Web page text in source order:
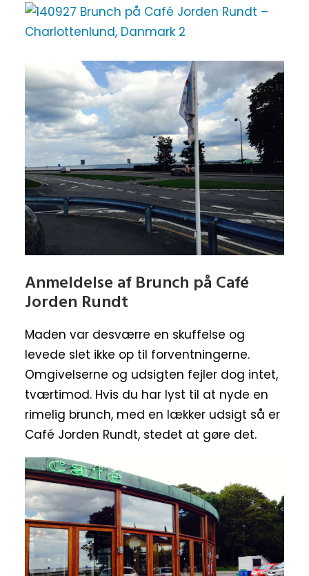
Anmeldelse af Brunch på Café
Jorden Rundt
Maden var desværre en skuffelse og
levede slet ikke op til forventningerne.
Omgivelserne og udsigten fejler dog intet,
tværtimod. Hvis du har lyst til at nyde en
rimelig brunch, med en lækker udsigt så er
Café Jorden Rundt, stedet at gøre det.